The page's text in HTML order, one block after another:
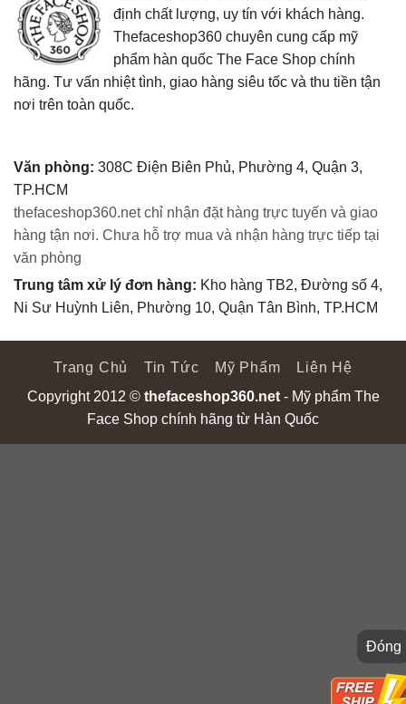
định chất lượng, uy tín với khách hàng.
Thefaceshop360 chuyên cung cấp mỹ
phẩm hàn quốc The Face Shop chính
hãng. Tư vấn nhiệt tình, giao hàng siêu tốc và thu tiền tận
nơi trên toàn quốc.
Văn phòng: 308C Điện Biên Phủ, Phường 4, Quận 3,
TP.HCM
thefaceshop360.net chỉ nhận đặt hàng trực tuyến và giao
hàng tận nơi. Chưa hỗ trợ mua và nhận hàng trực tiếp tại
văn phòng
Trung tâm xử lý đơn hàng: Kho hàng TB2, Đường số 4,
Ni Sư Huỳnh Liên, Phường 10, Quận Tân Bình, TP.HCM
Trang Chủ Tin Tức Mỹ Phẩm
Liên Hệ
Copyright 2012 © thefaceshop360.net- Mỹ phẩm The
Face Shop chính hãng từ Hàn Quốc
Đóng